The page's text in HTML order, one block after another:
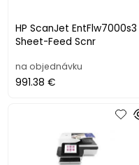
HP ScanJet EntFlw7000s3
Sheet-Feed Scnr
na objednávku
991.38 €